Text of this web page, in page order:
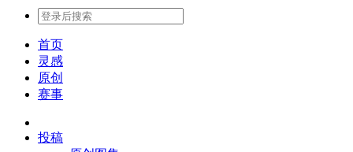
首页
灵感
原创
赛事
投稿